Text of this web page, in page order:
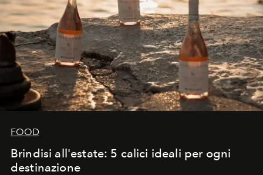
FOOD
Brindisi all'estate: 5 calici ideali per ogni
destinazione